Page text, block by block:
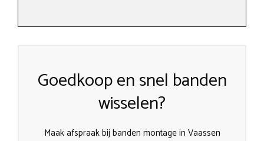
Goedkoop en snel banden
wisselen?
Maak afspraak bij banden montage in Vaassen